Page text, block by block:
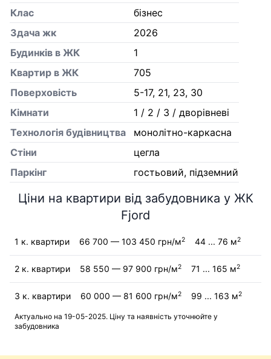
Клас
бізнес
Здача жк
2026
Будинків в ЖК
1
Квартир в ЖК
705
Поверховість
5-17, 21, 23, 30
Кiмнати
1 / 2 / 3 / дворівневі
Технологія будівництва
монолітно-каркасна
Стіни
цегла
Паркінг
гостьовий, підземний
Ціни на квартири від забудовника у ЖК
Fjord
1 к. квартири 66 700 — 103 450 грн/м2 44 ... 76 м2
2 к. квартири 58 550 — 97 900 грн/м2 71 ... 165 м2
3 к. квартири 60 000 — 81 600 грн/м2 99 ... 163 м2
Актуально на 19-05-2025. Ціну та наявність уточнюйте у
забудовника